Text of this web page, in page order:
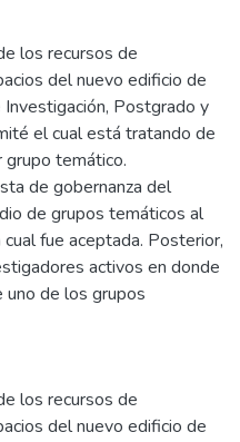
los recursos de
del nuevo edificio de
Postgrado y
el cual está tratando de
temático.
de gobernanza del
de grupos temáticos al
fue aceptada. Posterior,
activos en donde
de los grupos
los recursos de
del nuevo edificio de